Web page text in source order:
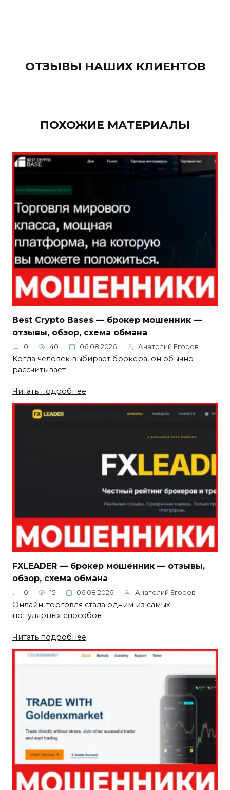
ОТЗЫВЫ НАШИХ КЛИЕНТОВ
ПОХОЖИЕ МАТЕРИАЛЫ
Best Crypto Bases — брокер мошенник —
отзывы, обзор, схема обмана
0 40 06.08.2026 Анатолий Егоров
Когда человек выбирает брокера, он обычно
рассчитывает
Читать подробнее
FXLEADER — брокер мошенник — отзывы,
обзор, схема обмана
0 15 06.08.2026 Анатолий Егоров
Онлайн-торговля стала одним из самых
популярных способов
Читать подробнее